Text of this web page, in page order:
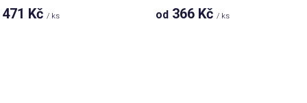
471 Kč / ks od 366 Kč / ks